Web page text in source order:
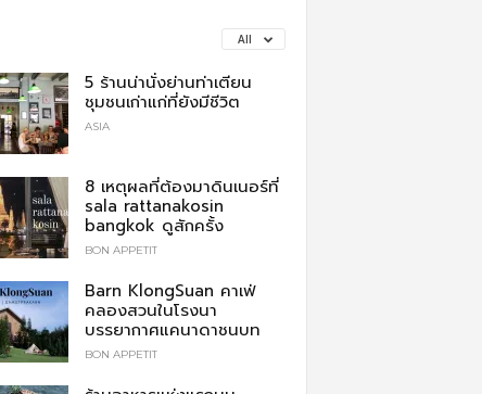
All
5 ร้านน่านั่งย่านท่าเตียน
ชุมชนเก่าแก่ที่ยังมีชีวิต
ASIA
8 เหตุผลที่ต้องมาดินเนอร์ที่
sala rattanakosin
bangkok ดูสักครั้ง
BON APPETIT
Barn KlongSuan คาเฟ่
คลองสวนในโรงนา
บรรยากาศแคนาดาชนบท
BON APPETIT